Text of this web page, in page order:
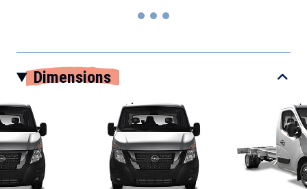
Dimensions